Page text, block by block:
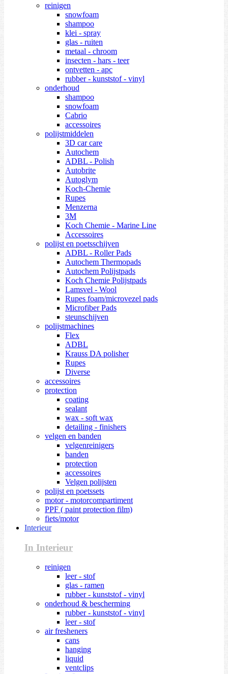
reinigen
snowfoam
shampoo
klei - spray
glas - ruiten
metaal - chroom
insecten - hars - teer
ontvetten - apc
rubber - kunststof - vinyl
onderhoud
shampoo
snowfoam
Cabrio
accessoires
polijstmiddelen
3D car care
Autochem
ADBL - Polish
Autobrite
Autoglym
Koch-Chemie
Rupes
Menzerna
3M
Koch Chemie - Marine Line
Accessoires
polijst en poetsschijven
ADBL - Roller Pads
Autochem Thermopads
Autochem Polijstpads
Koch Chemie Polijstpads
Lamsvel - Wool
Rupes foam/microvezel pads
Microfiber Pads
steunschijven
polijstmachines
Flex
ADBL
Krauss DA polisher
Rupes
Diverse
accessoires
protection
coating
sealant
wax - soft wax
detailing - finishers
velgen en banden
velgenreinigers
banden
protection
accessoires
Velgen polijsten
polijst en poetssets
motor - motorcompartiment
PPF ( paint protection film)
fiets/motor
Interieur
In Interieur
reinigen
leer - stof
glas - ramen
rubber - kunststof - vinyl
onderhoud & bescherming
rubber - kunststof - vinyl
leer - stof
air fresheners
cans
hanging
liquid
ventclips